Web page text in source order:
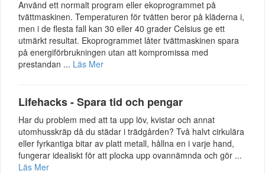
Använd ett normalt program eller ekoprogrammet på
tvättmaskinen. Temperaturen för tvätten beror på kläderna i,
men i de flesta fall kan 30 eller 40 grader Celsius ge ett
utmärkt resultat. Ekoprogrammet låter tvättmaskinen spara
på energiförbrukningen utan att kompromissa med
prestandan ... Läs Mer
Lifehacks - Spara tid och pengar
Har du problem med att ta upp löv, kvistar och annat
utomhusskräp då du städar i trädgården? Två halvt cirkulära
eller fyrkantiga bitar av platt metall, hållna en i varje hand,
fungerar idealiskt för att plocka upp ovannämnda och gör ...
Läs Mer